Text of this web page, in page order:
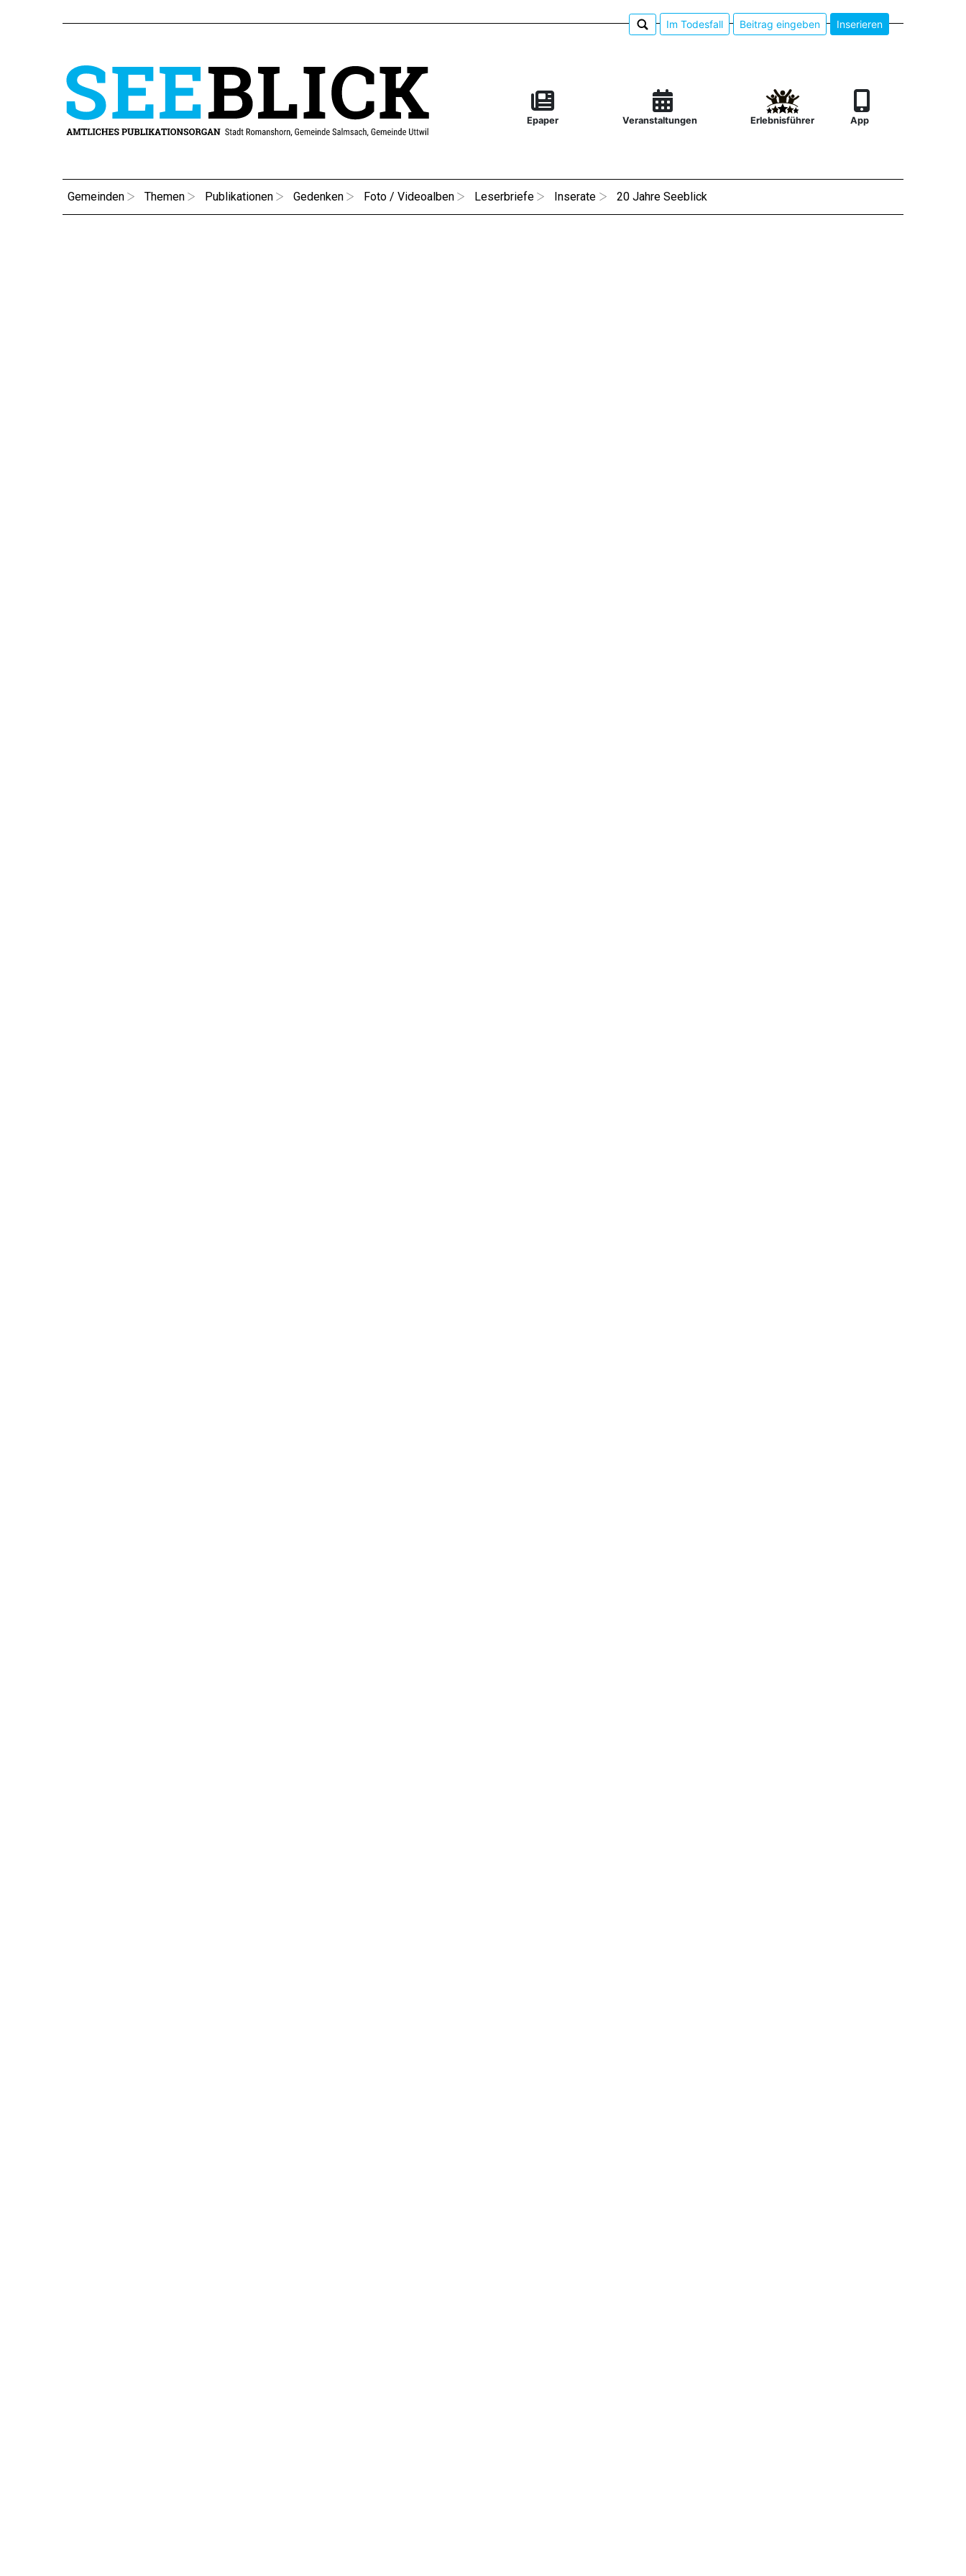
Im Todesfall Beitrag eingeben Inserieren
Epaper Veranstaltungen Erlebnisführer App
Gemeinden Themen Publikationen Gedenken Foto / Videoalben Leserbriefe Inserate 20 Jahre Seeblick